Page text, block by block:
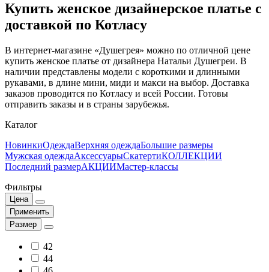
Купить женское дизайнерское платье с
доставкой по Котласу
В интернет-магазине «Душегрея» можно по отличной цене
купить женское платье от дизайнера Натальи Душегреи. В
наличии представлены модели с короткими и длинными
рукавами, в длине мини, миди и макси на выбор. Доставка
заказов проводится по Котласу и всей России. Готовы
отправить заказы и в страны зарубежья.
Каталог
НовинкиОдеждаВерхняя одеждаБольшие размеры
Мужская одеждаАксессуарыСкатертиКОЛЛЕКЦИИ
Последний размерАКЦИИМастер-классы
Фильтры
Цена
Применить
Размер
42
44